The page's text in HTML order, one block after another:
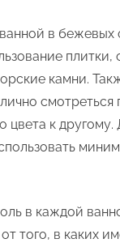
в бежевых
плитки,
камни.
смотреться
цвета к другому.
в каждой
того, в каких